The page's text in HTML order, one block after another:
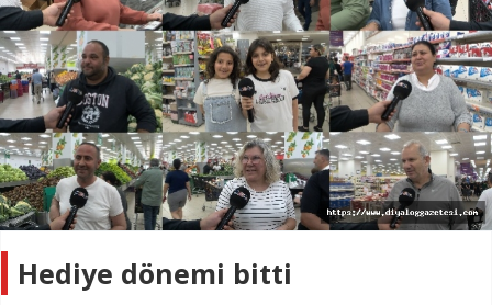
Hediye dönemi bitti